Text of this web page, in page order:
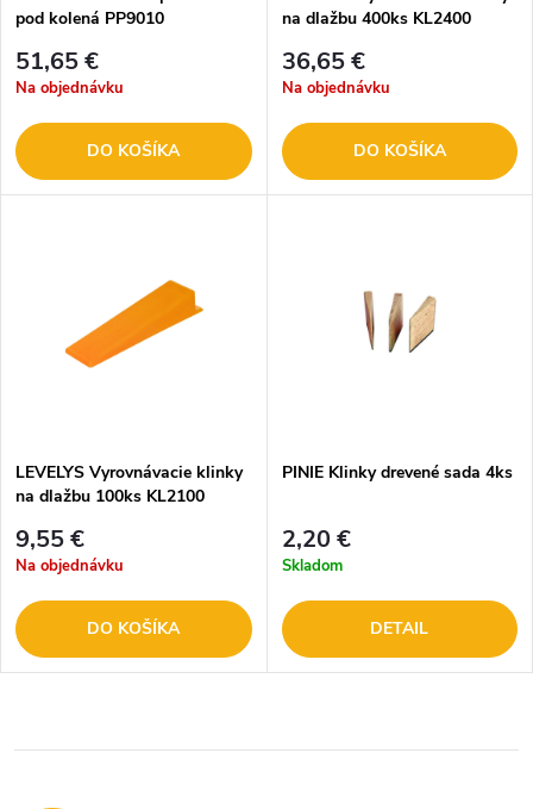
pod kolená PP9010
51,65 €
Na objednávku
DO KOŠÍKA
na dlažbu 400ks KL2400
36,65 €
Na objednávku
DO KOŠÍKA
LEVELYS Vyrovnávacie klinky
na dlažbu 100ks KL2100
9,55 €
Na objednávku
DO KOŠÍKA
PINIE Klinky drevené sada 4ks
2,20 €
Skladom
DETAIL